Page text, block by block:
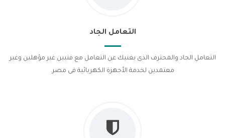
التعامل الجاد
التعامل الجاد والمحترف الذى يغنيك عن التعامل مع فنيين غير مؤهلين وغير
معتمدين لخدمة الأجهزة الكهربائية فى مصر.